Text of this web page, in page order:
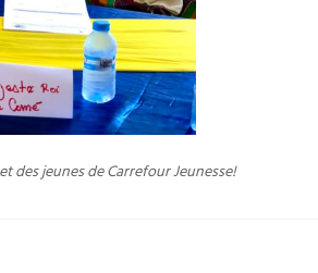
des jeunes de Carrefour Jeunesse!